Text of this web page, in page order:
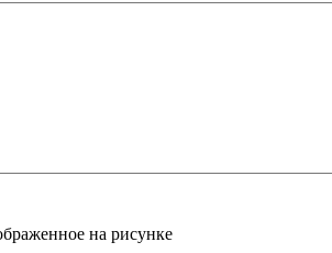
на рисунке